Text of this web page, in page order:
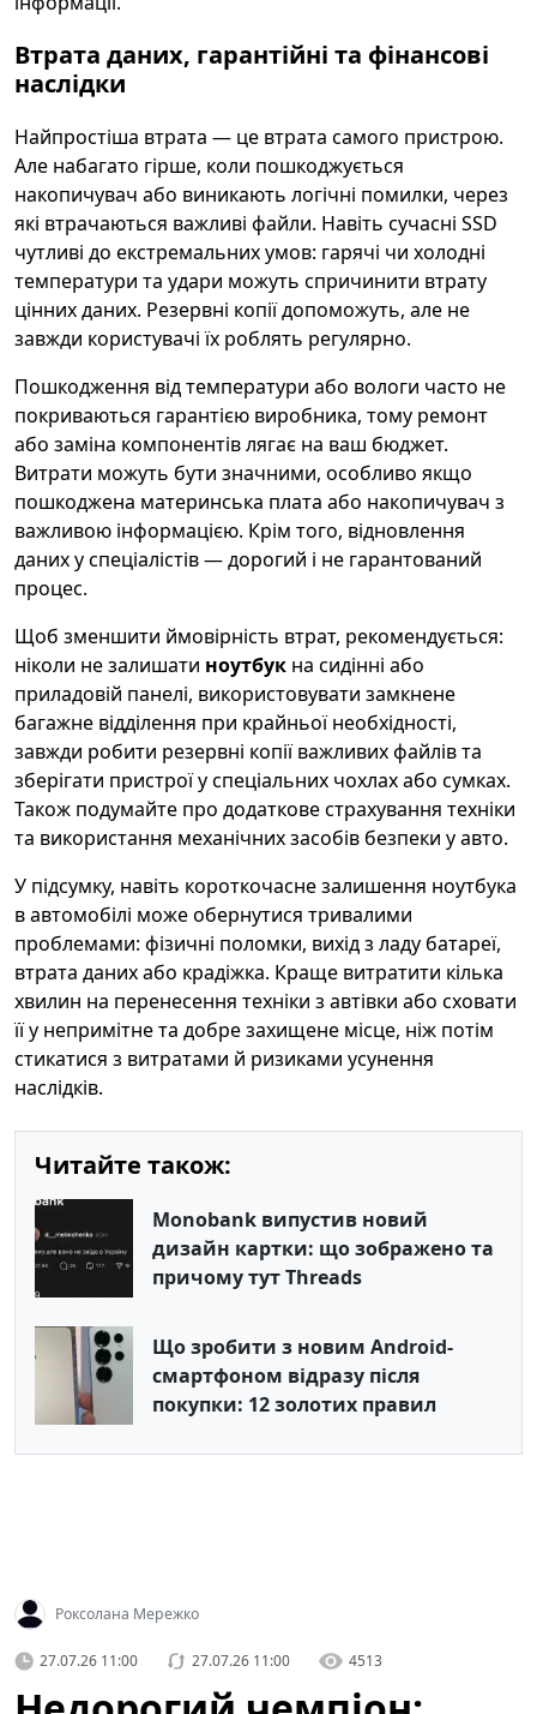
Втрата даних, гарантійні та фінансові
наслідки
Найпростіша втрата — це втрата самого пристрою.
Але набагато гірше, коли пошкоджується
накопичувач або виникають логічні помилки, через
які втрачаються важливі файли. Навіть сучасні SSD
чутливі до екстремальних умов: гарячі чи холодні
температури та удари можуть спричинити втрату
цінних даних. Резервні копії допоможуть, але не
завжди користувачі їх роблять регулярно.
Пошкодження від температури або вологи часто не
покриваються гарантією виробника, тому ремонт
або заміна компонентів лягає на ваш бюджет.
Витрати можуть бути значними, особливо якщо
пошкоджена материнська плата або накопичувач з
важливою інформацією. Крім того, відновлення
даних у спеціалістів — дорогий і не гарантований
процес.
Щоб зменшити ймовірність втрат, рекомендується:
ніколи не залишати ноутбук на сидінні або
приладовій панелі, використовувати замкнене
багажне відділення при крайньої необхідності,
завжди робити резервні копії важливих файлів та
зберігати пристрої у спеціальних чохлах або сумках.
Також подумайте про додаткове страхування техніки
та використання механічних засобів безпеки у авто.
У підсумку, навіть короткочасне залишення ноутбука
в автомобілі може обернутися тривалими
проблемами: фізичні поломки, вихід з ладу батареї,
втрата даних або крадіжка. Краще витратити кілька
хвилин на перенесення техніки з автівки або сховати
її у непримітне та добре захищене місце, ніж потім
стикатися з витратами й ризиками усунення
наслідків.
Читайте також:
Monobank випустив новий
дизайн картки: що зображено та
причому тут Threads
Що зробити з новим Android-
смартфоном відразу після
покупки: 12 золотих правил
Роксолана Мережко
27.07.26 11:00 27.07.26 11:00 4513